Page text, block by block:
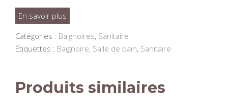
En savoir plus
Catégories : Baignoires, Sanitaire
Étiquettes : Baignoire, Salle de bain, Sanitaire
Produits similaires